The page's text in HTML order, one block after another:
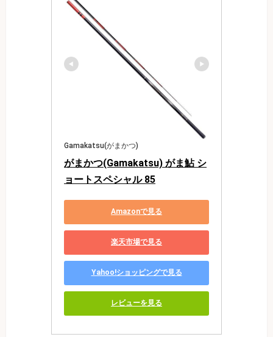
Gamakatsu(がまかつ)
がまかつ(Gamakatsu) がま鮎 シ
ョートスペシャル 85
Amazonで見る
楽天市場で見る
Yahoo!ショッピングで見る
レビューを見る